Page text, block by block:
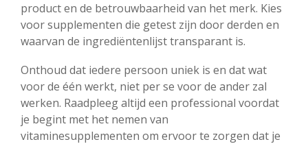
product en de betrouwbaarheid van het merk. Kies
voor supplementen die getest zijn door derden en
waarvan de ingrediëntenlijst transparant is.
Onthoud dat iedere persoon uniek is en dat wat
voor de één werkt, niet per se voor de ander zal
werken. Raadpleeg altijd een professional voordat
je begint met het nemen van
vitaminesupplementen om ervoor te zorgen dat je